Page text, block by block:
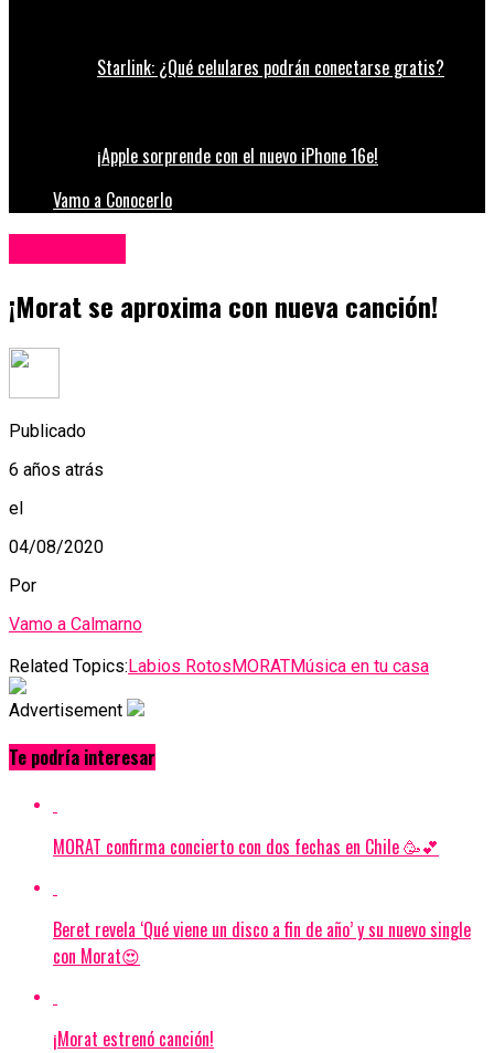
Starlink: ¿Qué celulares podrán conectarse gratis?
¡Apple sorprende con el nuevo iPhone 16e!
Vamo a Conocerlo
¡Morat se aproxima con nueva canción!
Publicado
6 años atrás
el
04/08/2020
Por
Vamo a Calmarno
Related Topics:Labios RotosMORATMúsica en tu casa
Advertisement
Te podría interesar
MORAT confirma concierto con dos fechas en Chile 🥳💕
Beret revela ‘Qué viene un disco a fin de año’ y su nuevo single
con Morat😍
¡Morat estrenó canción!